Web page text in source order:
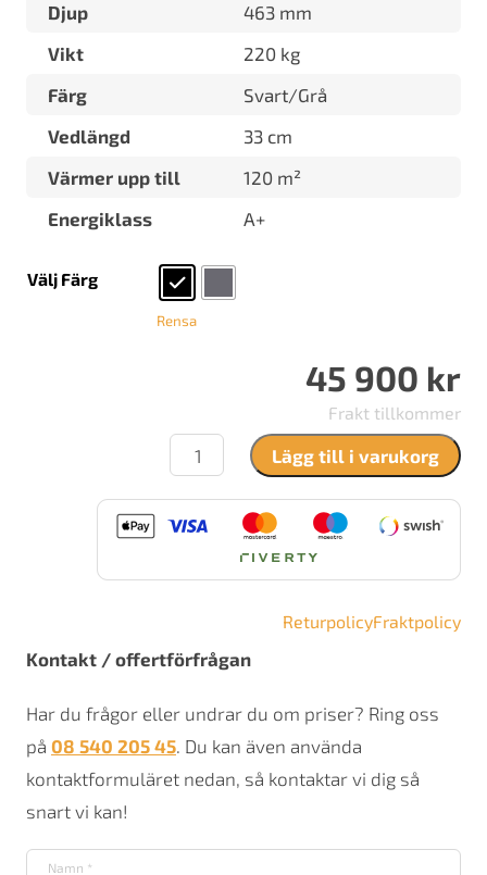
Djup
463 mm
Vikt
220 kg
Färg
Svart/Grå
Vedlängd
33 cm
Värmer upp till
120 m²
Energiklass
A+
Välj Färg
Rensa
45 900 kr
Frakt tillkommer
Contura
596T
mängd
Lägg till i varukorg
ReturpolicyFraktpolicy
Kontakt / offertförfrågan
Har du frågor eller undrar du om priser? Ring oss
på 08 540 205 45. Du kan även använda
kontaktformuläret nedan, så kontaktar vi dig så
snart vi kan!